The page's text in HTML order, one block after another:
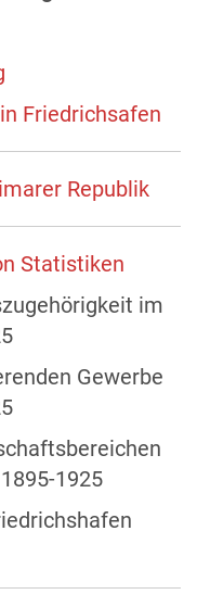
Friedrichsafen
Republik
Statistiken
im
Gewerbe
1925